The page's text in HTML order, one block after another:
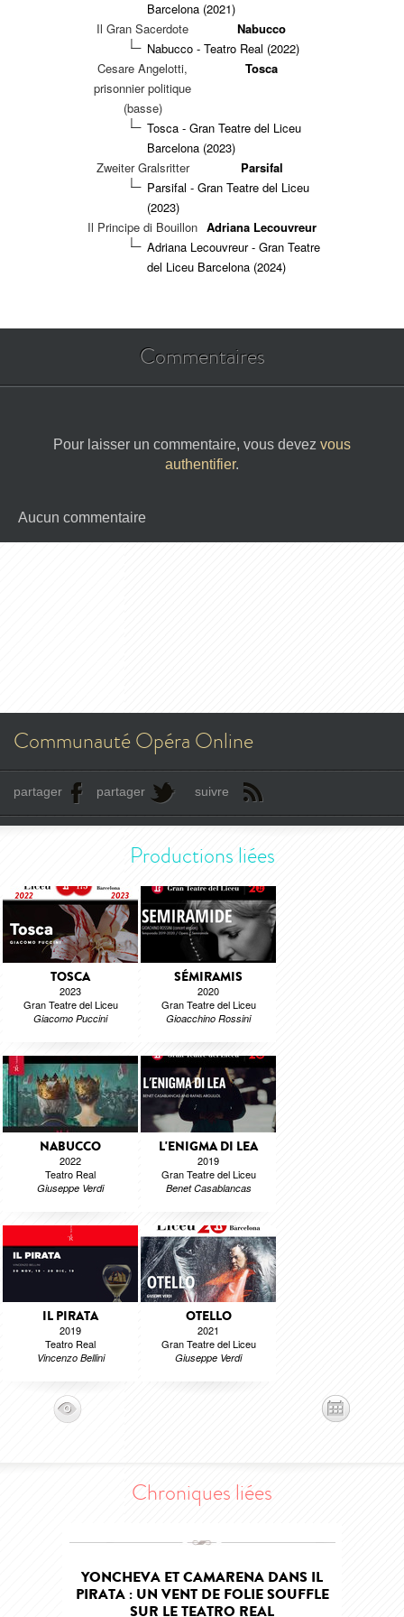
Barcelona (2021)
Il Gran Sacerdote
Nabucco
Nabucco - Teatro Real (2022)
Cesare Angelotti,
prisonnier politique
(basse)
Tosca
Tosca - Gran Teatre del Liceu
Barcelona (2023)
Zweiter Gralsritter
Parsifal
Parsifal - Gran Teatre del Liceu
(2023)
Il Principe di Bouillon Adriana Lecouvreur
Adriana Lecouvreur - Gran Teatre
del Liceu Barcelona (2024)
Commentaires
Pour laisser un commentaire, vous devez vous
authentifier.
Aucun commentaire
Communauté Opéra Online
partager partager suivre
Productions liées
TOSCA
2023
Gran Teatre del Liceu
Giacomo Puccini
SÉMIRAMIS
2020
Gran Teatre del Liceu
Gioacchino Rossini
NABUCCO
2022
Teatro Real
Giuseppe Verdi
L'ENIGMA DI LEA
2019
Gran Teatre del Liceu
Benet Casablancas
IL PIRATA
2019
Teatro Real
Vincenzo Bellini
OTELLO
2021
Gran Teatre del Liceu
Giuseppe Verdi
Chroniques liées
YONCHEVA ET CAMARENA DANS IL
PIRATA : UN VENT DE FOLIE SOUFFLE
SUR LE TEATRO REAL